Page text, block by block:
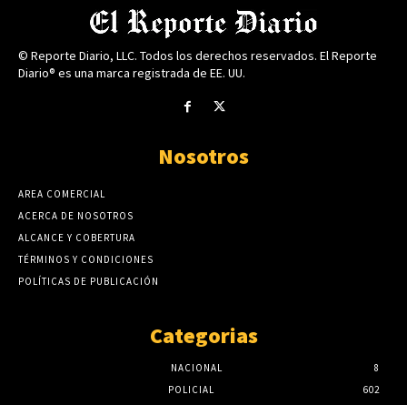
© Reporte Diario, LLC. Todos los derechos reservados. El Reporte
Diario® es una marca registrada de EE. UU.
Nosotros
AREA COMERCIAL
ACERCA DE NOSOTROS
ALCANCE Y COBERTURA
TÉRMINOS Y CONDICIONES
POLÍTICAS DE PUBLICACIÓN
Categorias
NACIONAL
8
POLICIAL
602